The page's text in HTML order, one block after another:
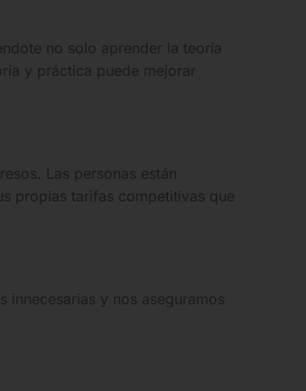
no solo aprender la teoría
y práctica puede mejorar
Las personas están
propias tarifas competitivas que
innecesarias y nos aseguramos